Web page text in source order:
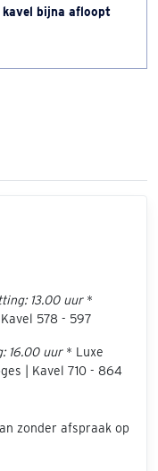
kavel bijna afloopt
13.00 uur*
578 - 597
16.00 uur* Luxe
| Kavel 710 - 864
zonder afspraak op